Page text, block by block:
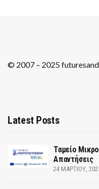
© 2007 – 2025
Latest Posts
Ταμείο
Απαντήσεις
24 ΜΑΡΤΊΟΥ,